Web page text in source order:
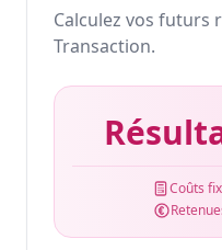
Calculez vos futurs
Transaction.
Coûts